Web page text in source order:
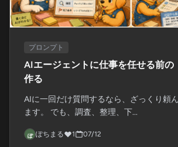
プロンプト
AIエージェントに仕事を任せる前の
作る
AIに一回だけ質問するなら、ざっくり頼
ます。 でも、調査、整理、下...
ぽちまる 1 07/12